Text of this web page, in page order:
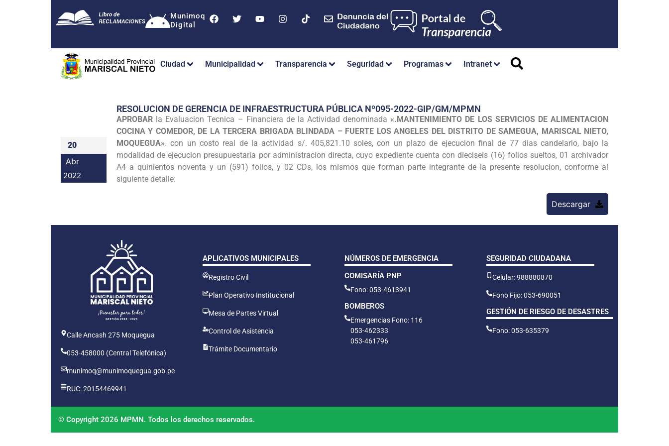
Munimoq
Digital
Ciudad Municipalidad Transparencia Seguridad Programas Intranet
20
Abr
2022
RESOLUCION DE GERENCIA DE INFRAESTRUCTURA PÚBLICA Nº095-2022-GIP/GM/MPMN
APROBAR la Evaluacion Tecnica – Financiera de la Actividad denominada «.MANTENIMIENTO DE LOS SERVICIOS DE ALIMENTACION
COCINA Y COMEDOR, DE LA TERCERA BRIGADA BLINDADA – FUERTE LOS ANGELES DEL DISTRITO DE SAMEGUA, MARISCAL NIETO,
MOQUEGUA». con un costo real de la actividad s/. 405,821.10 soles, con un plazo de ejecucion final de 77 dias candelario, bajo la
modalidad de ejecucion presupuestaria por administracion directa, cuyo expediente cuenta con dieciseis (16) folios sueltos, 01 archivador
A4 a quinientos noventa y un (591) folios, y 02 CDs, los mismos que forman parte integrante de la presente resolucion, conforme al
siguiente detalle:
Descargar
Calle Ancash 275 Moquegua
053-458000 (Central Telefónica)
munimoq@munimoquegua.gob.pe
RUC: 20154469941
APLICATIVOS MUNICIPALES
Registro Civil
Plan Operativo Institucional
Mesa de Partes Virtual
Control de Asistencia
Trámite Documentario
NÚMEROS DE EMERGENCIA
COMISARÍA PNP
Fono: 053-4613941
BOMBEROS
Emergencias Fono: 116
053-462333
053-461796
SEGURIDAD CIUDADANA
Celular: 988880870
Fono Fijo: 053-690051
GESTIÓN DE RIESGO DE DESASTRES
Fono: 053-635379
© Copyright 2026 MPMN. Todos los derechos reservados.